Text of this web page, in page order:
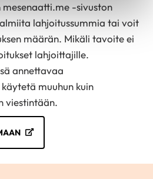
-sivuston
lahjoitussummia tai voit
määrän. Mikäli tavoite ei
lahjoittajille.
annettavaa
muuhun kuin
viestintään.